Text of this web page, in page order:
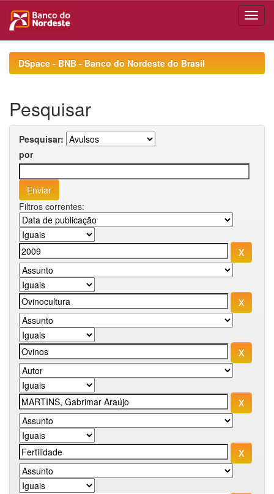
navigationDSpace - BNB - Banco do Nordeste do Brasil
Pesquisar
Pesquisar:
por
Filtros correntes: